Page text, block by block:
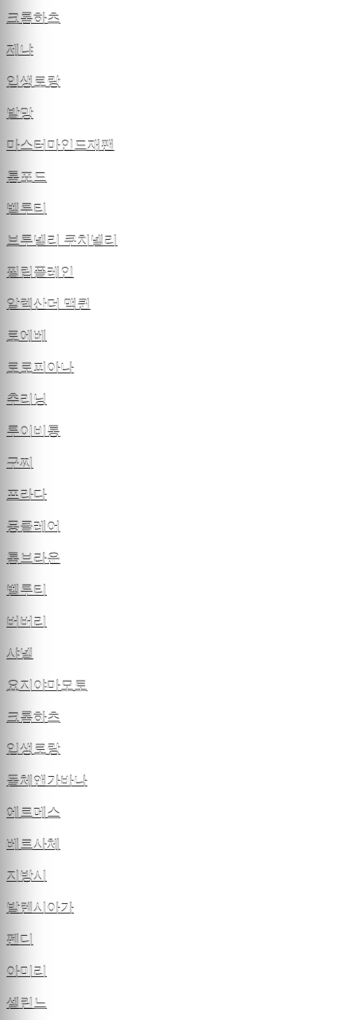
크롬하츠
제냐
입생로랑
발망
마스터마인드재팬
톰포드
벨루티
브루넬리 쿠치넬리
필립플레인
알렉산더 맥퀸
로에베
로로피아나
추리닝
루이비통
구찌
프라다
몽클레어
톰브라운
벨루티
버버리
샤넬
요지야마모토
크롬하츠
입생로랑
돌체앤가바나
에르메스
베르사체
지방시
발렌시아가
펜디
아미리
셀린느